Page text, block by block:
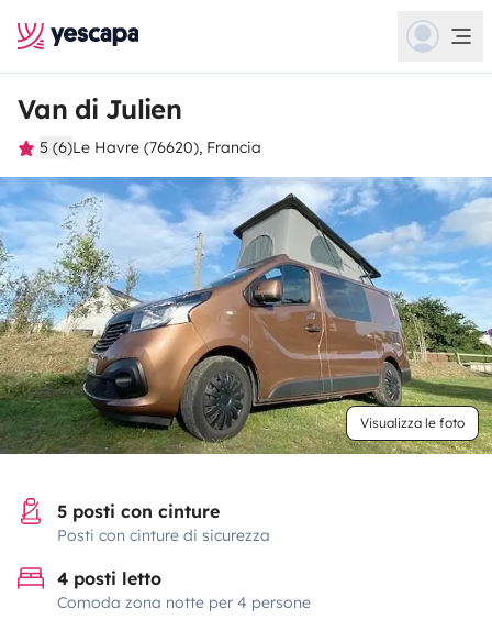
Van di Julien
5 (6)Le Havre (76620), Francia
Visualizza le foto
5 posti con cinture
Posti con cinture di sicurezza
4 posti letto
Comoda zona notte per 4 persone